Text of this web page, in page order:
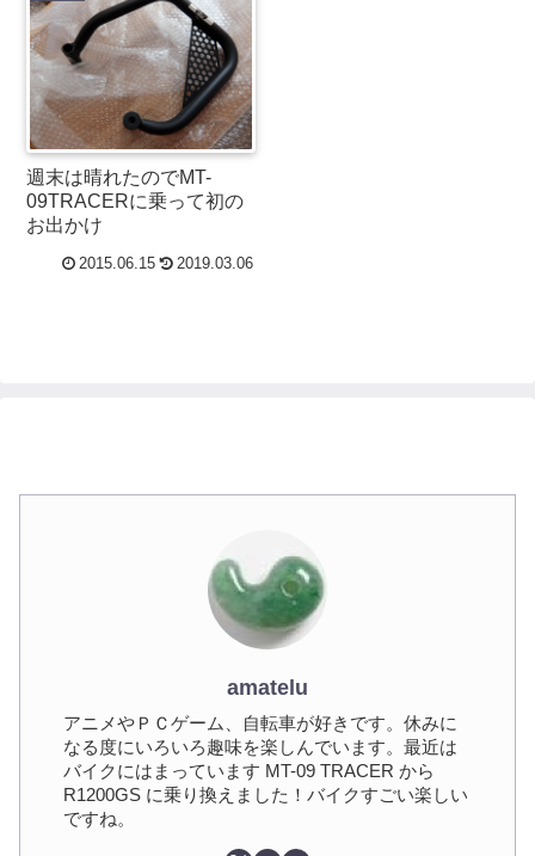
週末は晴れたのでMT-
09TRACERに乗って初の
お出かけ
2015.06.15 2019.03.06
amatelu
アニメやＰＣゲーム、自転車が好きです。休みに
なる度にいろいろ趣味を楽しんでいます。最近は
バイクにはまっています MT-09 TRACER から
R1200GS に乗り換えました！バイクすごい楽しい
ですね。